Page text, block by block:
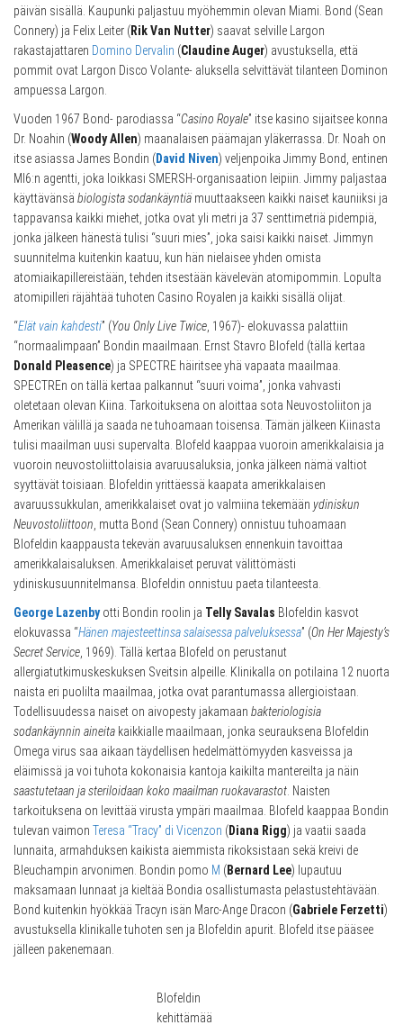
päivän sisällä. Kaupunki paljastuu myöhemmin olevan Miami. Bond (Sean
Connery) ja Felix Leiter (Rik Van Nutter) saavat selville Largon
rakastajattaren Domino Dervalin (Claudine Auger) avustuksella, että
pommit ovat Largon Disco Volante- aluksella selvittävät tilanteen Dominon
ampuessa Largon.
Vuoden 1967 Bond- parodiassa “Casino Royale” itse kasino sijaitsee konna
Dr. Noahin (Woody Allen) maanalaisen päämajan yläkerrassa. Dr. Noah on
itse asiassa James Bondin (David Niven) veljenpoika Jimmy Bond, entinen
MI6:n agentti, joka loikkasi SMERSH-organisaation leipiin. Jimmy paljastaa
käyttävänsä biologista sodankäyntiämuuttaakseen kaikki naiset kauniiksi ja
tappavansa kaikki miehet, jotka ovat yli metri ja 37 senttimetriä pidempiä,
jonka jälkeen hänestä tulisi “suuri mies”, joka saisi kaikki naiset. Jimmyn
suunnitelma kuitenkin kaatuu, kun hän nielaisee yhden omista
atomiaikapillereistään, tehden itsestään kävelevän atomipommin. Lopulta
atomipilleri räjähtää tuhoten Casino Royalen ja kaikki sisällä olijat.
“Elät vain kahdesti” (You Only Live Twice , 1967)- elokuvassa palattiin
“normaalimpaan” Bondin maailmaan. Ernst Stavro Blofeld (tällä kertaa
Donald Pleasence) ja SPECTRE häiritsee yhä vapaata maailmaa.
SPECTREn on tällä kertaa palkannut “suuri voima”, jonka vahvasti
oletetaan olevan Kiina. Tarkoituksena on aloittaa sota Neuvostoliiton ja
Amerikan välillä ja saada ne tuhoamaan toisensa. Tämän jälkeen Kiinasta
tulisi maailman uusi supervalta. Blofeld kaappaa vuoroin amerikkalaisia ja
vuoroin neuvostoliittolaisia avaruusaluksia, jonka jälkeen nämä valtiot
syyttävät toisiaan. Blofeldin yrittäessä kaapata amerikkalaisen
avaruussukkulan, amerikkalaiset ovat jo valmiina tekemään ydiniskun
Neuvostoliittoon , mutta Bond (Sean Connery) onnistuu tuhoamaan
Blofeldin kaappausta tekevän avaruusaluksen ennenkuin tavoittaa
amerikkalaisaluksen. Amerikkalaiset peruvat välittömästi
ydiniskusuunnitelmansa. Blofeldin onnistuu paeta tilanteesta.
George Lazenbyotti Bondin roolin ja Telly Savalas Blofeldin kasvot
elokuvassa “Hänen majesteettinsa salaisessa palveluksessa” (On Her Majesty’s
Secret Service , 1969). Tällä kertaa Blofeld on perustanut
allergiatutkimuskeskuksen Sveitsin alpeille. Klinikalla on potilaina 12 nuorta
naista eri puolilta maailmaa, jotka ovat parantumassa allergioistaan.
Todellisuudessa naiset on aivopesty jakamaan bakteriologisia
sodankäynnin aineita kaikkialle maailmaan, jonka seurauksena Blofeldin
Omega virus saa aikaan täydellisen hedelmättömyyden kasveissa ja
eläimissä ja voi tuhota kokonaisia kantoja kaikilta mantereilta ja näin
saastutetaan ja steriloidaan koko maailman ruokavarastot . Naisten
tarkoituksena on levittää virusta ympäri maailmaa. Blofeld kaappaa Bondin
tulevan vaimon Teresa “Tracy” di Vicenzon (Diana Rigg) ja vaatii saada
lunnaita, armahduksen kaikista aiemmista rikoksistaan sekä kreivi de
Bleuchampin arvonimen. Bondin pomo M (Bernard Lee) lupautuu
maksamaan lunnaat ja kieltää Bondia osallistumasta pelastustehtävään.
Bond kuitenkin hyökkää Tracyn isän Marc-Ange Dracon (Gabriele Ferzetti)
avustuksella klinikalle tuhoten sen ja Blofeldin apurit. Blofeld itse pääsee
jälleen pakenemaan.
Blofeldin
kehittämää